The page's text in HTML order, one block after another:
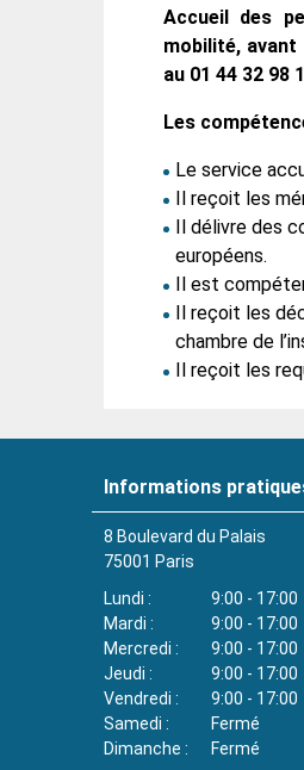
Accueil des
mobilité,
au 01 44 32
Les
Le service
Il reçoit les
Il délivre des
européens.
Il est
Il reçoit les
chambre de
Il reçoit les
Informations
8 Boulevard du Palais
75001 Paris
Lundi
9:00 - 17:00
Mardi
9:00 - 17:00
Mercredi
9:00 - 17:00
Jeudi
9:00 - 17:00
Vendredi
9:00 - 17:00
Samedi
Fermé
Dimanche
Fermé